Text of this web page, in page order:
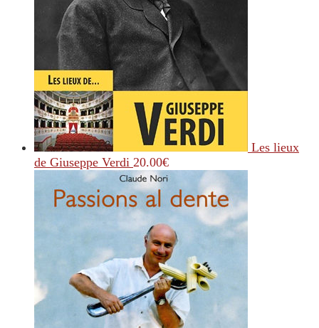
Les lieux
de Giuseppe Verdi 20.00€